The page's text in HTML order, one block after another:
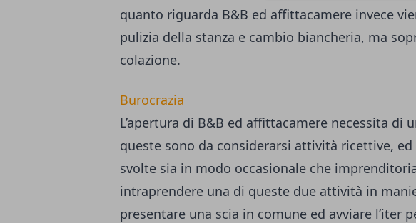
quanto riguarda B&B ed affittacamere invece
pulizia della stanza e cambio biancheria, ma
colazione.
Burocrazia
L’apertura di B&B ed affittacamere necessita di
queste sono da considerarsi attività ricettive,
svolte sia in modo occasionale che
intraprendere una di queste due attività in
presentare una scia in comune ed avviare l’iter